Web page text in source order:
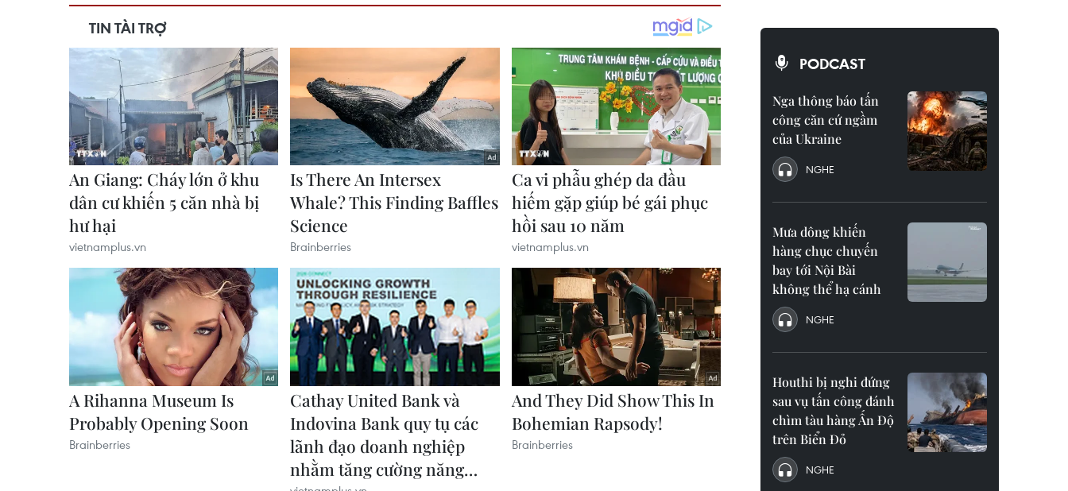
PODCAST
Nga thông báo tấn
công căn cứ ngầm
của Ukraine
NGHE
Mưa dông khiến
hàng chục chuyến
bay tới Nội Bài
không thể hạ cánh
NGHE
Houthi bị nghi đứng
sau vụ tấn công đánh
chìm tàu hàng Ấn Độ
trên Biển Đỏ
NGHE